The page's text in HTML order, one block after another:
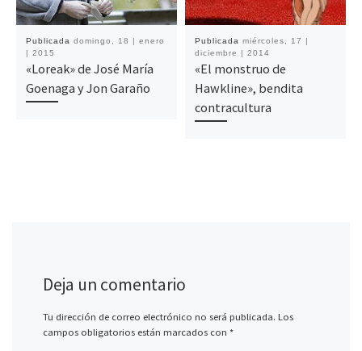
Publicada domingo, 18 | enero
| 2015
«Loreak» de José María
Goenaga y Jon Garaño
Publicada miércoles, 17 |
diciembre | 2014
«El monstruo de
Hawkline», bendita
contracultura
Deja un comentario
Tu dirección de correo electrónico no será publicada. Los
campos obligatorios están marcados con *